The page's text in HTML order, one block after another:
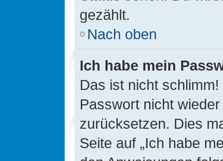
gezählt.
Nach oben
Ich habe mein
Das ist nicht
Passwort nicht
zurücksetzen. Dies
Seite auf „Ich habe